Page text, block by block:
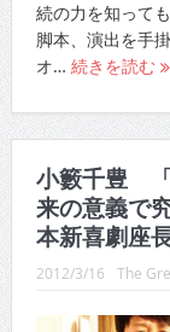
続の力を知って
脚本、演出を手
オ… 続きを読む
小籔千豊 「
来の意義で
本新喜劇座
2012/3/16 The